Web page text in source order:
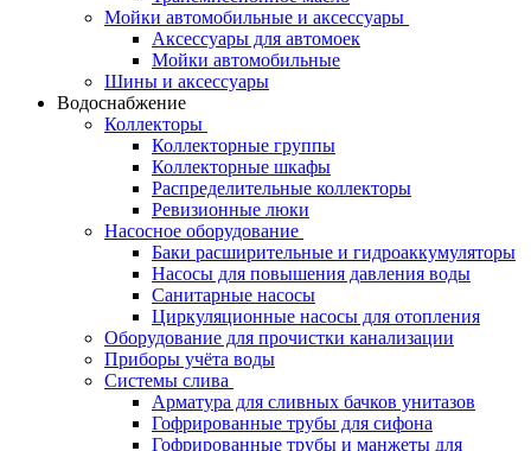
Мойки автомобильные и аксессуары
Аксессуары для автомоек
Мойки автомобильные
Шины и аксессуары
Водоснабжение
Коллекторы
Коллекторные группы
Коллекторные шкафы
Распределительные коллекторы
Ревизионные люки
Насосное оборудование
Баки расширительные и гидроаккумуляторы
Насосы для повышения давления воды
Санитарные насосы
Циркуляционные насосы для отопления
Оборудование для прочистки канализации
Приборы учёта воды
Системы слива
Арматура для сливных бачков унитазов
Гофрированные трубы для сифона
Гофрированные трубы и манжеты для